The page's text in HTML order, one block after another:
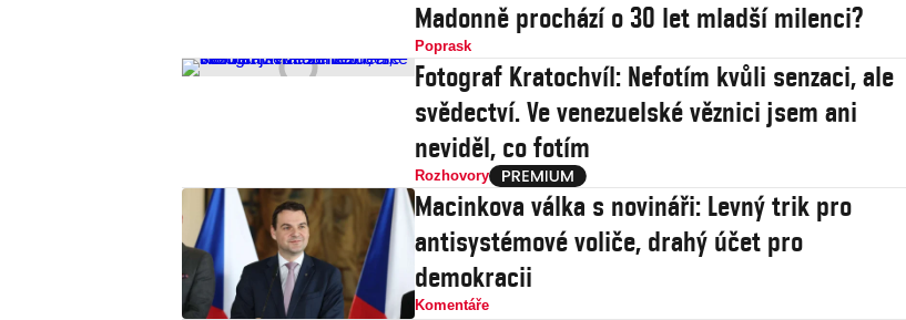
Madonně prochází o 30 let mladší milenci?
Poprask
Fotograf Kratochvíl: Nefotím kvůli senzaci, ale
svědectví. Ve venezuelské věznici jsem ani
neviděl, co fotím
Rozhovory
Macinkova válka s novináři: Levný trik pro
antisystémové voliče, drahý účet pro
demokracii
Komentáře